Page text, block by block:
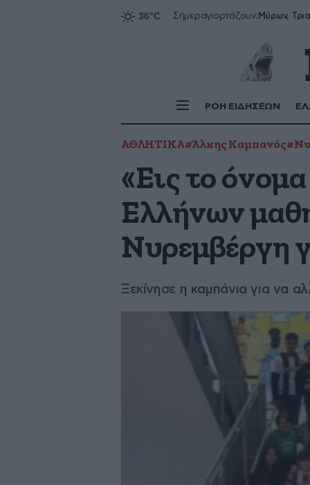
Σήμεραγιορτάζουν:
ΡΟΗ ΕΙΔΗΣΕΩΝ
ΑΘΛΗΤΙΚΑ#Άλκης Καμπανός
«Εις το
Ελλήνων
Νυρεμβέργη
Ξεκίνησε η καμπάνια για να